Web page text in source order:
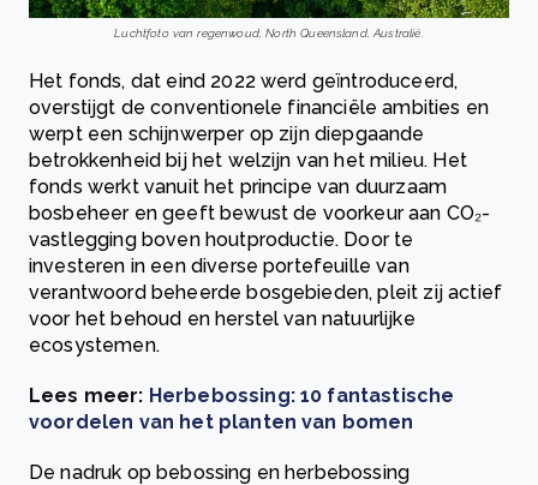
Luchtfoto van regenwoud, North Queensland, Australië.
Het fonds, dat eind 2022 werd geïntroduceerd,
overstijgt de conventionele financiële ambities en
werpt een schijnwerper op zijn diepgaande
betrokkenheid bij het welzijn van het milieu. Het
fonds werkt vanuit het principe van duurzaam
bosbeheer en geeft bewust de voorkeur aan CO₂-
vastlegging boven houtproductie. Door te
investeren in een diverse portefeuille van
verantwoord beheerde bosgebieden, pleit zij actief
voor het behoud en herstel van natuurlijke
ecosystemen.
Lees meer: Herbebossing: 10 fantastische
voordelen van het planten van bomen
De nadruk op bebossing en herbebossing